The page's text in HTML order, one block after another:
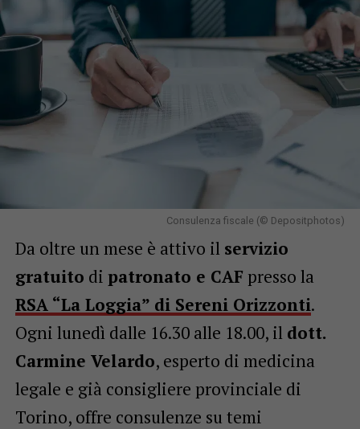
Consulenza fiscale (© Depositphotos)
Da oltre un mese è attivo il servizio
gratuito di patronato e CAF presso la
RSA “La Loggia” di Sereni Orizzonti.
Ogni lunedì dalle 16.30 alle 18.00, il dott.
Carmine Velardo, esperto di medicina
legale e già consigliere provinciale di
Torino, offre consulenze su temi